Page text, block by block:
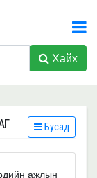
Хайх
Бусад
ажлын